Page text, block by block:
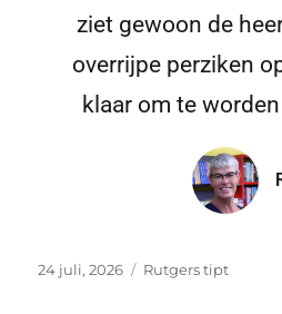
ziet gewoon de
overrijpe perziken
klaar om te
24 juli, 2026 Rutgers tipt